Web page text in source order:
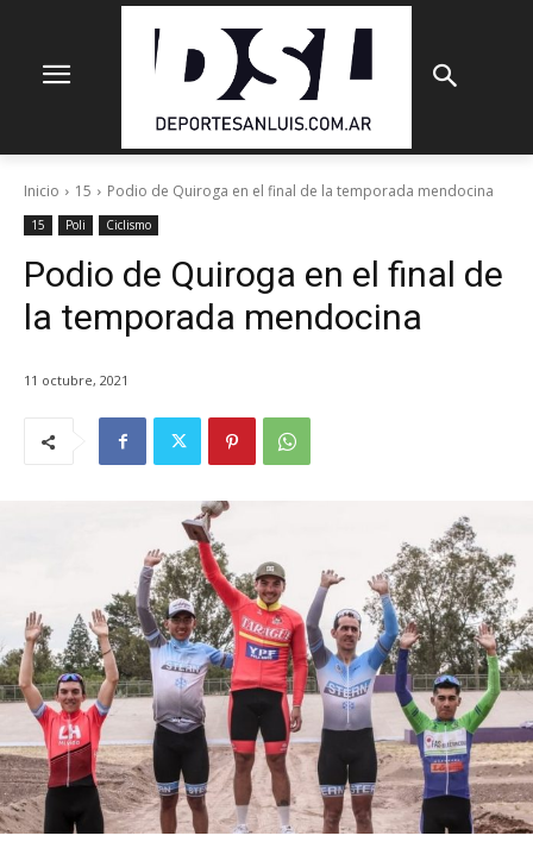
Inicio 15 Podio de Quiroga en el final de la temporada mendocina
15 Poli Ciclismo
Podio de Quiroga en el final de
la temporada mendocina
11 octubre, 2021